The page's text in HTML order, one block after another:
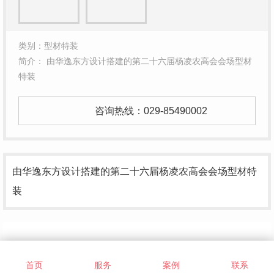
类别：型材特装
简介： 由华逸东方设计搭建的第二十六届杨凌农高会会场型材
特装
咨询热线： 029-85490002
由华逸东方设计搭建的第二十六届杨凌农高会会场型材特
装
RELATED TO RECOMMEND
首页 服务 案例 联系